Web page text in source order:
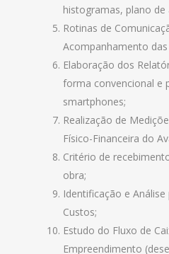
histogramas, plano de
Rotinas de
Acompanhamento das
Elaboração dos
forma convencional e
smartphones;
Realização de
Físico-Financeira do
Critério de
obra;
Identificação e
Custos;
Estudo do Fluxo de
Empreendimento